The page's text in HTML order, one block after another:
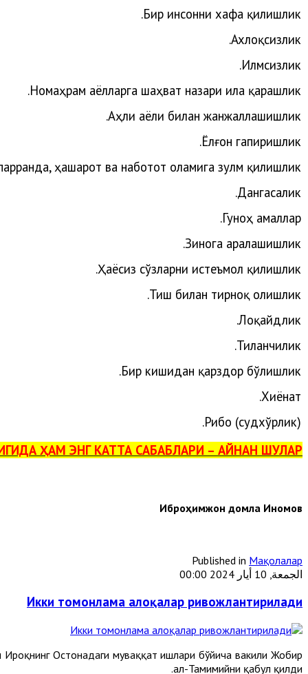
Бир инсонни хафа қилишлик.
Ахлоқсизлик.
Илмсизлик.
Номаҳрам аёлларга шаҳват назари ила қарашлик
.
Аҳли аёли билан жанжаллашишлик
.
Ёлғон гапиришлик
.
ҳашарот ва наботот оламига зулм қилишлик.
Дангасалик.
Гуноҳ амаллар.
Зинога аралашишлик.
Ҳаёсиз сўзларни истеъмол қилишлик.
Тиш билан тирноқ олишлик.
Лоқайдлик.
Тиланчилик.
Бир кишидан қарздор бўлишлик.
Хиёнат.
Рибо (судхўрлик).
ҲАМ ЭНГ КАТТА САБАБЛАРИ – АЙНАН ШУЛАР.
Иброҳимжон домла Иномов
Published in Мақолалар
الجمعة, 10 أيار 2024 00:00
Икки томонлама алоқалар ривожлантирилади
Остонадаги муваққат ишлари бўйича вакили Жобир
ал-Тамимийни қабул қилди.